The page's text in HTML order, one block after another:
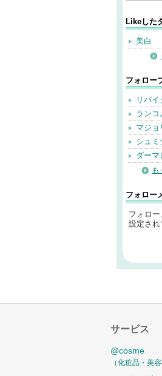
Likeした
美白
フォロー
リバイ
ランコ
マジョ
シュミ
ダーマ
も
フォロー
フォロ
設定され
サービス
@cosme
（化粧品・美